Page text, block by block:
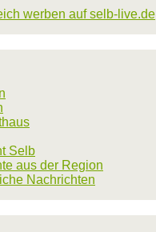
werben auf selb-live.de
Selb
aus der Region
Nachrichten